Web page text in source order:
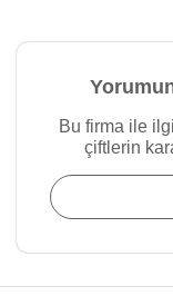
Bu firma ile
çiftlerin